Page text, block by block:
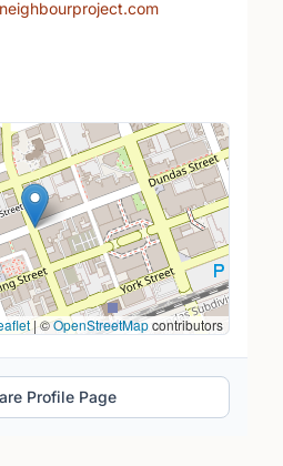
|©OpenStreetMapcontributors
Profile Page